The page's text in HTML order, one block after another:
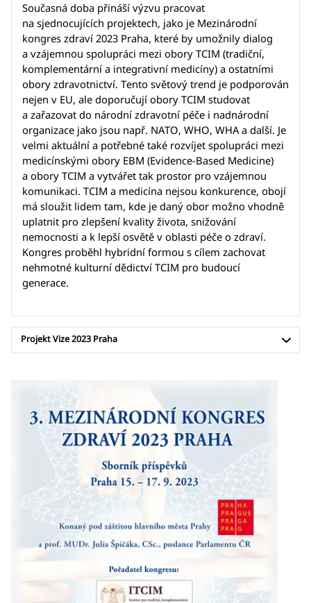
Současná doba přináší výzvu pracovat
na sjednocujících projektech, jako je Mezinárodní
kongres zdraví 2023 Praha, které by umožnily dialog
a vzájemnou spolupráci mezi obory TCIM (tradiční,
komplementární a integrativní medicíny) a ostatními
obory zdravotnictví. Tento světový trend je podporován
nejen v EU, ale doporučují obory TCIM studovat
a zařazovat do národní zdravotní péče i nadnárodní
organizace jako jsou např. NATO, WHO, WHA a další. Je
velmi aktuální a potřebné také rozvíjet spolupráci mezi
medicínskými obory EBM (Evidence-Based Medicine)
a obory TCIM a vytvářet tak prostor pro vzájemnou
komunikaci. TCIM a medicína nejsou konkurence, obojí
má sloužit lidem tam, kde je daný obor možno vhodně
uplatnit pro zlepšení kvality života, snižování
nemocnosti a k lepší osvětě v oblasti péče o zdraví.
Kongres proběhl hybridní formou s cílem zachovat
nehmotné kulturní dědictví TCIM pro budoucí
generace.
Projekt Vize 2023 Praha